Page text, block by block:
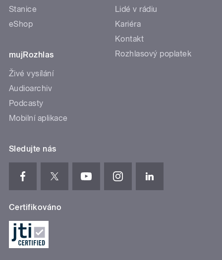
Stanice
eShop
mujRozhlas
Živé vysílání
Audioarchiv
Podcasty
Mobilní aplikace
Lidé v rádiu
Kariéra
Kontakt
Rozhlasový poplatek
Sledujte nás
Certifikováno